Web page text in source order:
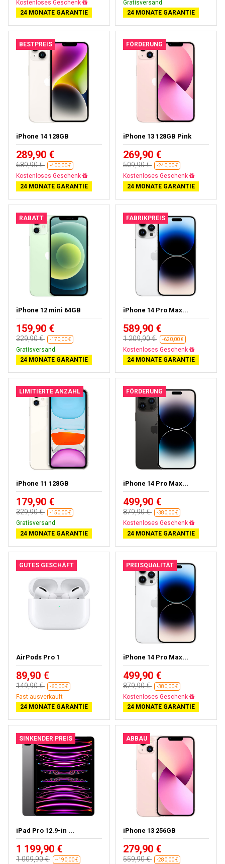
Gratisversand
24 MONATE GARANTIE
Gratisversand
24 MONATE GARANTIE
BESTPREIS
iPhone 14 128GB
289,90 €
689,90 € -400,00 €
Gratisversand
24 MONATE GARANTIE
FÖRDERUNG
iPhone 13 128GB Pink
269,90 €
509,90 € -240,00 €
Gratisversand
24 MONATE GARANTIE
RABATT
iPhone 12 mini 64GB
159,90 €
329,90 € -170,00 €
Gratisversand
24 MONATE GARANTIE
FABRIKPREIS
iPhone 14 Pro Max...
589,90 €
1 209,90 € -620,00 €
Gratisversand
24 MONATE GARANTIE
LIMITIERTE ANZAHL
iPhone 11 128GB
179,90 €
329,90 € -150,00 €
Gratisversand
24 MONATE GARANTIE
FÖRDERUNG
iPhone 14 Pro Max...
499,90 €
879,90 € -380,00 €
Gratisversand
24 MONATE GARANTIE
GUTES GESCHÄFT
AirPods Pro 1
89,90 €
149,90 € -60,00 €
Fast ausverkauft
24 MONATE GARANTIE
PREISQUALITÄT
iPhone 14 Pro Max...
499,90 €
879,90 € -380,00 €
Gratisversand
24 MONATE GARANTIE
SINKENDER PREIS
iPad Pro 12.9-in ...
1 199,90 €
1 009,90 € --190,00 €
ABBAU
iPhone 13 256GB
279,90 €
559,90 € -280,00 €